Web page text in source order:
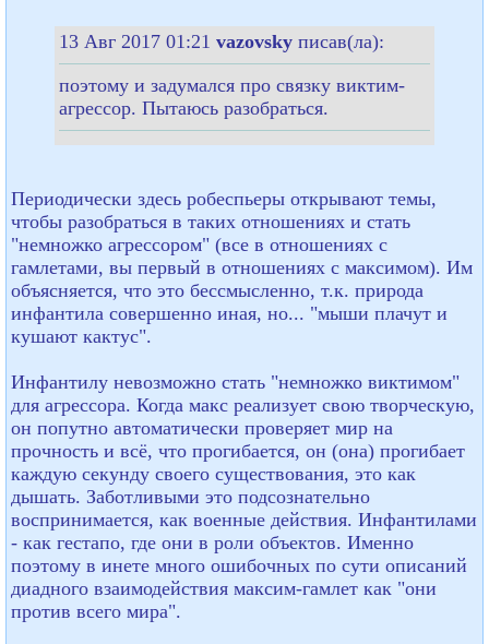
13 Авг 2017 01:21 vazovsky писав(ла):
поэтому и задумался про связку виктим-
агрессор. Пытаюсь разобраться.
Периодически здесь робеспьеры открывают темы,
чтобы разобраться в таких отношениях и стать
"немножко агрессором" (все в отношениях с
гамлетами, вы первый в отношениях с максимом). Им
объясняется, что это бессмысленно, т.к. природа
инфантила совершенно иная, но... "мыши плачут и
кушают кактус".
Инфантилу невозможно стать "немножко виктимом"
для агрессора. Когда макс реализует свою творческую,
он попутно автоматически проверяет мир на
прочность и всё, что прогибается, он (она) прогибает
каждую секунду своего существования, это как
дышать. Заботливыми это подсознательно
воспринимается, как военные действия. Инфантилами
- как гестапо, где они в роли объектов. Именно
поэтому в инете много ошибочных по сути описаний
диадного взаимодействия максим-гамлет как "они
против всего мира".